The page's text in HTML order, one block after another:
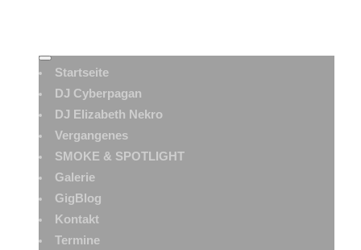
Startseite
DJ Cyberpagan
DJ Elizabeth Nekro
Vergangenes
SMOKE & SPOTLIGHT
Galerie
GigBlog
Kontakt
Termine